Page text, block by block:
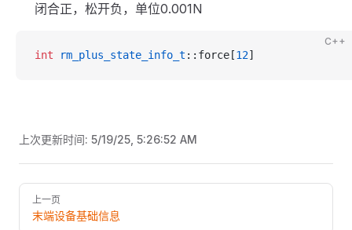
闭合正，松开负，单位0.001N
C++
int rm_plus_state_info_t ::force[12]
上次更新时间: 5/19/25, 5:26:52 AM
Pager
上一页
末端设备基础信息